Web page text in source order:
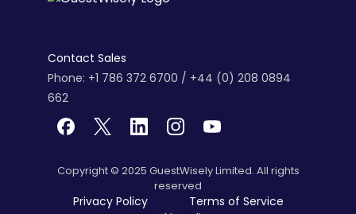
Contact Sales
Phone: +1 786 372 6700 / +44 (0) 208 0894
662
Copyright © 2025 GuestWisely Limited. All rights
reserved
Privacy Policy
Terms of Service